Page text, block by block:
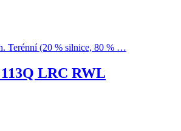
Terénní (20 % silnice, 80 % …
LRC RWL